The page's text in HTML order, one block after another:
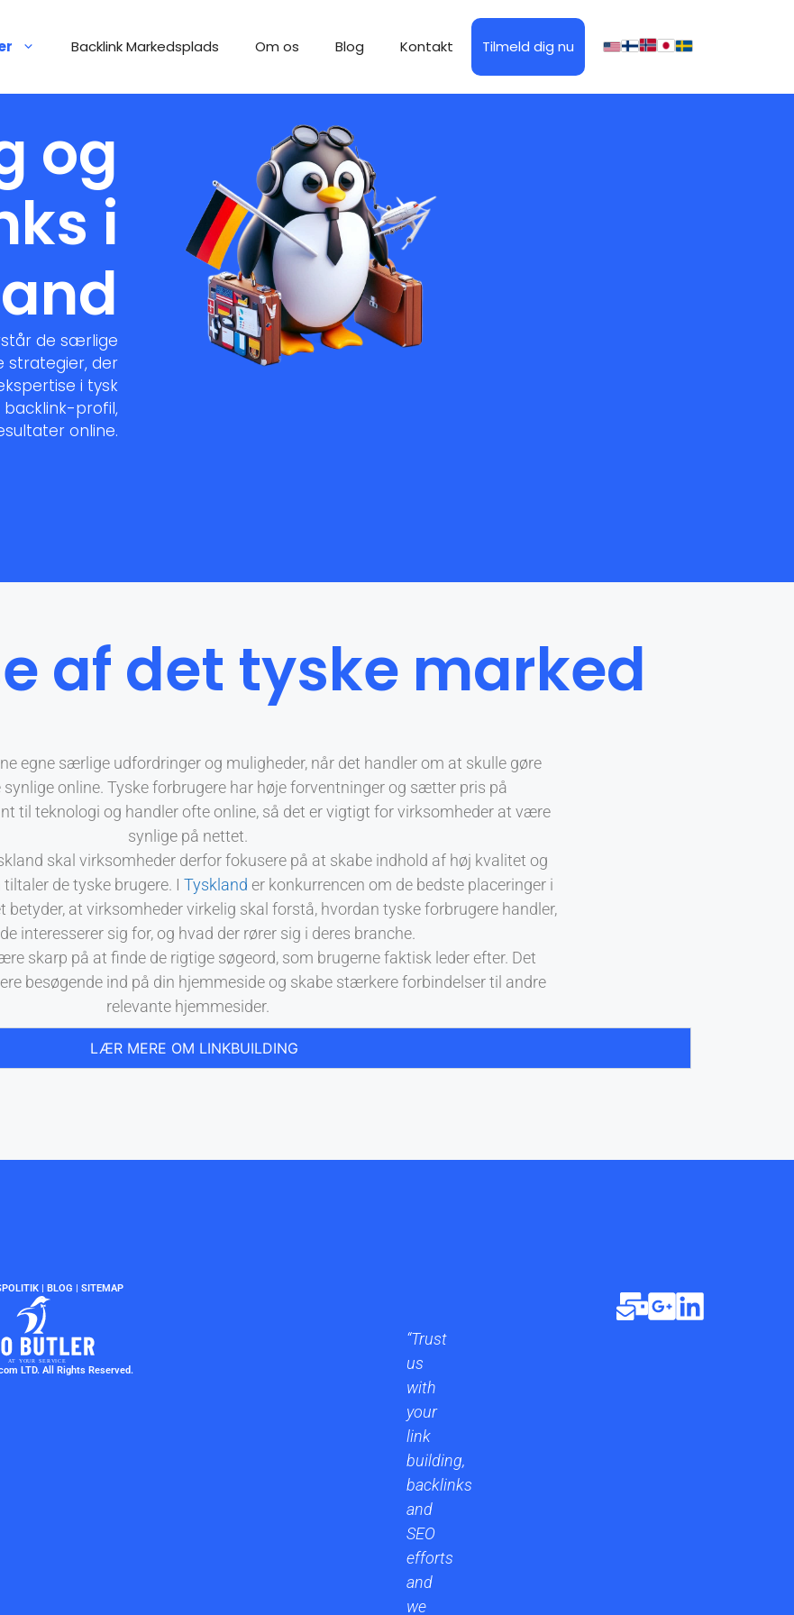
Backlink Markedsplads Om os Blog Kontakt Tilmeld dig nu
og
i
de særlige
strategier, der
i tysk
profil,
online.
af det tyske marked
egne særlige udfordringer og muligheder, når det handler om at skulle gøre
synlige online. Tyske forbrugere har høje forventninger og sætter pris på
til teknologi og handler ofte online, så det er vigtigt for virksomheder at være
synlige på nettet.
skal virksomheder derfor fokusere på at skabe indhold af høj kvalitet og
de tyske brugere. ITyskland er konkurrencen om de bedste placeringer i
betyder, at virksomheder virkelig skal forstå, hvordan tyske forbrugere handler,
interesserer sig for, og hvad der rører sig i deres branche.
skarp på at finde de rigtige søgeord, som brugerne faktisk leder efter. Det
besøgende ind på din hjemmeside og skabe stærkere forbindelser til andre
relevante hjemmesider.
LÆR MERE OM LINKBUILDING
|BLOG |SITEMAP
LTD. All Rights Reserved.
“Trust
us
with
your
link
building,
backlinks
and
SEO
efforts
and
we